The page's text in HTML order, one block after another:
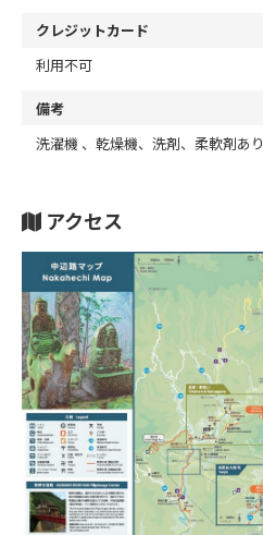
クレジットカード
利用不可
備考
洗濯機 、乾燥機、洗剤、柔軟剤あり
アクセス